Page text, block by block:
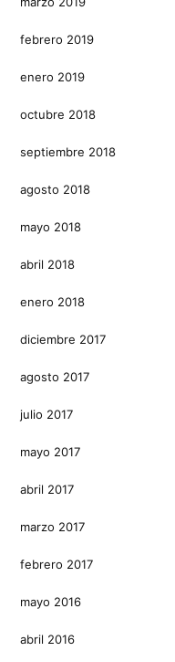
febrero 2019
enero 2019
octubre 2018
septiembre 2018
agosto 2018
mayo 2018
abril 2018
enero 2018
diciembre 2017
agosto 2017
julio 2017
mayo 2017
abril 2017
marzo 2017
febrero 2017
mayo 2016
abril 2016